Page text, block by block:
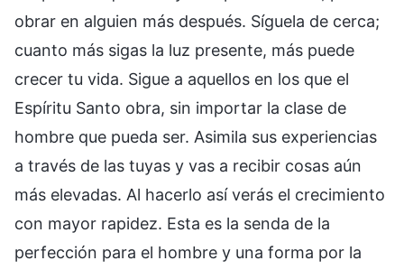
obrar en alguien más después. Síguela de cerca;
cuanto más sigas la luz presente, más puede
crecer tu vida. Sigue a aquellos en los que el
Espíritu Santo obra, sin importar la clase de
hombre que pueda ser. Asimila sus experiencias
a través de las tuyas y vas a recibir cosas aún
más elevadas. Al hacerlo así verás el crecimiento
con mayor rapidez. Esta es la senda de la
perfección para el hombre y una forma por la